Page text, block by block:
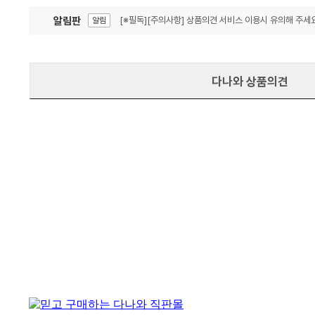
알림판 알림 [※필독][주의사항] 상품의견 서비스 이용시 유의해 주세
다나와 상품의견